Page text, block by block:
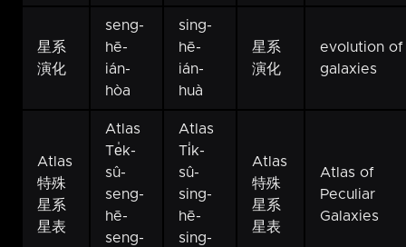
星系
演化
seng-
hē-
ián-
hòa
sing-
hē-
ián-
huà
星系
演化
evolution of
galaxies
Atlas
特殊
星系
星表
Atlas
Te̍k-
sû-
seng-
hē-
seng-
Atlas
Ti̍k-
sû-
sing-
hē-
sing-
Atlas
特殊
星系
星表
Atlas of
Peculiar
Galaxies